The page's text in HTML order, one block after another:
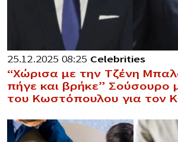
25.12.2025 08:25 Celebrities
“Χώρισα με την Τζένη
πήγε και βρήκε” Σούσουρο
του Κωστόπουλου για τον